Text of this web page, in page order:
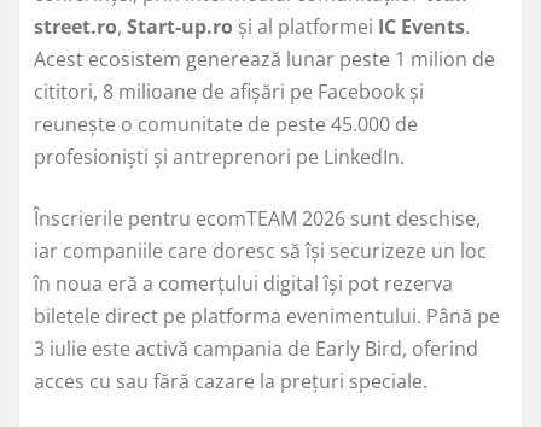
street.ro, Start-up.ro și al platformei IC Events.
Acest ecosistem generează lunar peste 1 milion de
cititori, 8 milioane de afișări pe Facebook și
reunește o comunitate de peste 45.000 de
profesioniști și antreprenori pe LinkedIn.
Înscrierile pentru ecomTEAM 2026 sunt deschise,
iar companiile care doresc să își securizeze un loc
în noua eră a comerțului digital își pot rezerva
biletele direct pe platforma evenimentului. Până pe
3 iulie este activă campania de Early Bird, oferind
acces cu sau fără cazare la prețuri speciale.